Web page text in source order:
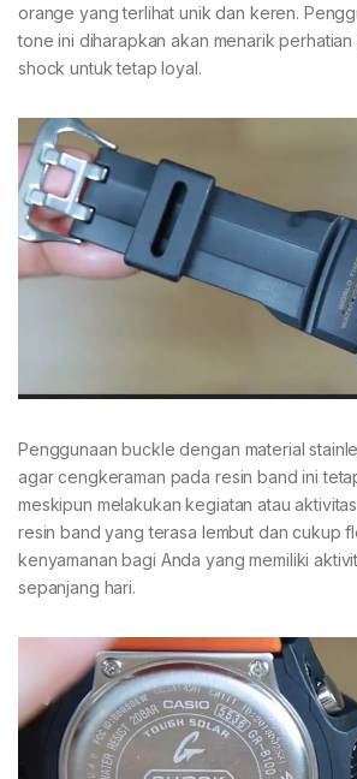
orange yang terlihat unik dan keren.
tone ini diharapkan akan menarik
shock untuk tetap loyal.
Penggunaan buckle dengan material
agar cengkeraman pada resin band ini
meskipun melakukan kegiatan atau
resin band yang terasa lembut dan cukup
kenyamanan bagi Anda yang memiliki
sepanjang hari.